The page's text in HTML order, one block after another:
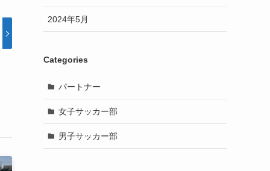
2024年5月
Categories
パートナー
女子サッカー部
男子サッカー部